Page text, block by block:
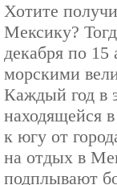
Хотите
Мексику?
декабря по 15
морскими
Каждый год в
находящейся
к югу от
на отдых в
подплывают